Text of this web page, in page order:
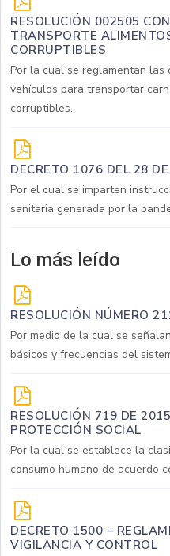
RESOLUCIÓN 002505
TRANSPORTE
CORRUPTIBLES
Por la cual se reglamentan las
vehículos para transportar
corruptibles.
DECRETO 1076 DEL 28
Por el cual se imparten
sanitaria generada por la
Lo más leído
RESOLUCIÓN NÚMERO
Por medio de la cual se
básicos y frecuencias del
RESOLUCIÓN 719 DE
PROTECCIÓN SOCIAL
Por la cual se establece la
consumo humano de acuerdo
DECRETO 1500 –
VIGILANCIA Y CONTROL